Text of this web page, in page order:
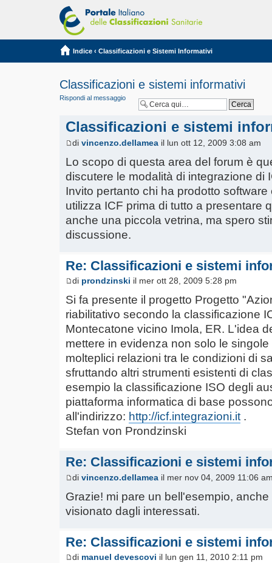
Indice ‹ Classificazioni e Sistemi Informativi
Classificazioni e sistemi informativi
Rispondi al messaggio
Classificazioni e sistemi
di vincenzo.dellamea il lun ott 12, 2009 3:08 am
Lo scopo di questa area del forum è
discutere le modalità di integrazione di
Invito pertanto chi ha prodotto
utilizza ICF prima di tutto a presentare
anche una piccola vetrina, ma spero
discussione.
Re: Classificazioni e sistemi
di prondzinski il mer ott 28, 2009 5:28 pm
Si fa presente il progetto Progetto
riabilitativo secondo la classificazione
Montecatone vicino Imola, ER. L'idea
mettere in evidenza non solo le
molteplici relazioni tra le condizioni di
sfruttando altri strumenti esistenti di
esempio la classificazione ISO degli
piattaforma informatica di base
all'indirizzo: http://icf.integrazioni.it.
Stefan von Prondzinski
Re: Classificazioni e sistemi
di vincenzo.dellamea il mer nov 04, 2009 11:06
Grazie! mi pare un bell'esempio,
visionato dagli interessati.
Re: Classificazioni e sistemi
di manuel devescovi il lun gen 11, 2010 2:11 pm